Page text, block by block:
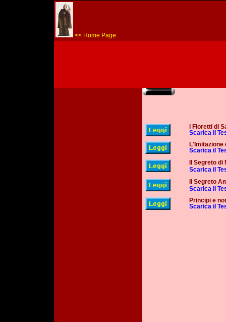
<< Home Page
l Fioretti di
Scarica il
L'Imitazione
Scarica il
Il Segreto di
Scarica il
Il Segreto
Scarica il
Principi e
Scarica il